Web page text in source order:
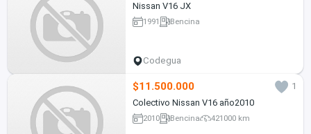
Nissan V16 JX
1991 Bencina
Codegua
$11.500.000
1
Colectivo Nissan V16 año2010
2010 Bencina 421000 km